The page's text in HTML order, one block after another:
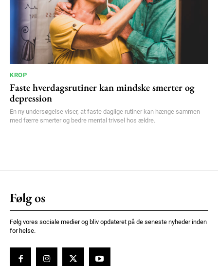
KROP
Faste hverdagsrutiner kan mindske smerter og
depression
En ny undersøgelse viser, at faste daglige rutiner kan hænge sammen
med færre smerter og bedre mental trivsel hos ældre.
Følg os
Følg vores sociale medier og bliv opdateret på de seneste nyheder inden
for helse.